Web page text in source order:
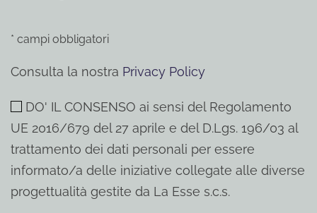
* campi obbligatori
Consulta la nostra Privacy Policy
DO' IL CONSENSO ai sensi del Regolamento
UE 2016/679 del 27 aprile e del D.Lgs. 196/03 al
trattamento dei dati personali per essere
informato/a delle iniziative collegate alle diverse
progettualità gestite da La Esse s.c.s.